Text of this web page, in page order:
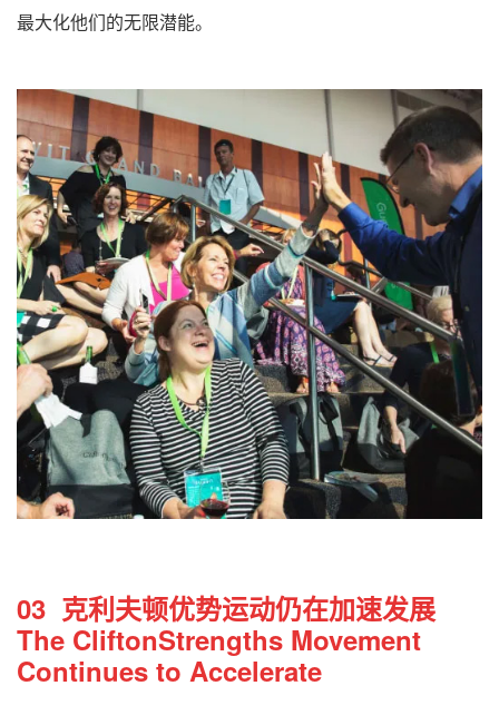
最大化他们的无限潜能。
03 克利夫顿优势运动仍在加速发展
The CliftonStrengths Movement
Continues to Accelerate